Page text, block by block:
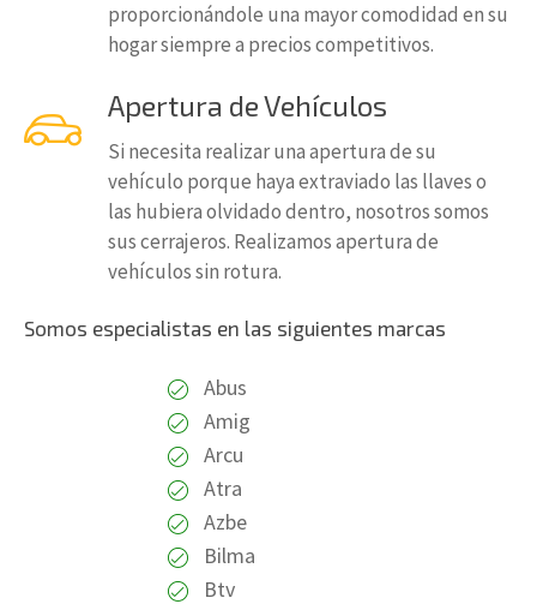
proporcionándole una mayor comodidad en su
hogar siempre a precios competitivos.
Apertura de Vehículos
Si necesita realizar una apertura de su
vehículo porque haya extraviado las llaves o
las hubiera olvidado dentro, nosotros somos
sus cerrajeros. Realizamos apertura de
vehículos sin rotura.
Somos especialistas en las siguientes marcas
Abus
Amig
Arcu
Atra
Azbe
Bilma
Btv